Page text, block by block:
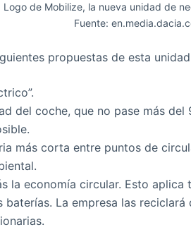
Logo de Mobilize, la nueva unidad de
Fuente:
propuestas de esta
del coche, que no pase más
más corta entre puntos de
la economía circular. Esto
baterías. La empresa las